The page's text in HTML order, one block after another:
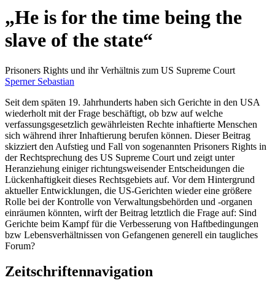
„He is for the time being the
slave of the state“
Prisoners Rights und ihr Verhältnis zum US Supreme Court
Sperner Sebastian
Seit dem späten 19. Jahrhunderts haben sich Gerichte in den USA
wiederholt mit der Frage beschäftigt, ob bzw auf welche
verfassungsgesetzlich gewährleisten Rechte inhaftierte Menschen
sich während ihrer Inhaftierung berufen können. Dieser Beitrag
skizziert den Aufstieg und Fall von sogenannten Prisoners Rights in
der Rechtsprechung des US Supreme Court und zeigt unter
Heranziehung einiger richtungsweisender Entscheidungen die
Lückenhaftigkeit dieses Rechtsgebiets auf. Vor dem Hintergrund
aktueller Entwicklungen, die US-Gerichten wieder eine größere
Rolle bei der Kontrolle von Verwaltungsbehörden und -organen
einräumen könnten, wirft der Beitrag letztlich die Frage auf: Sind
Gerichte beim Kampf für die Verbesserung von Haftbedingungen
bzw Lebensverhältnissen von Gefangenen generell ein taugliches
Forum?
Zeitschriftennavigation